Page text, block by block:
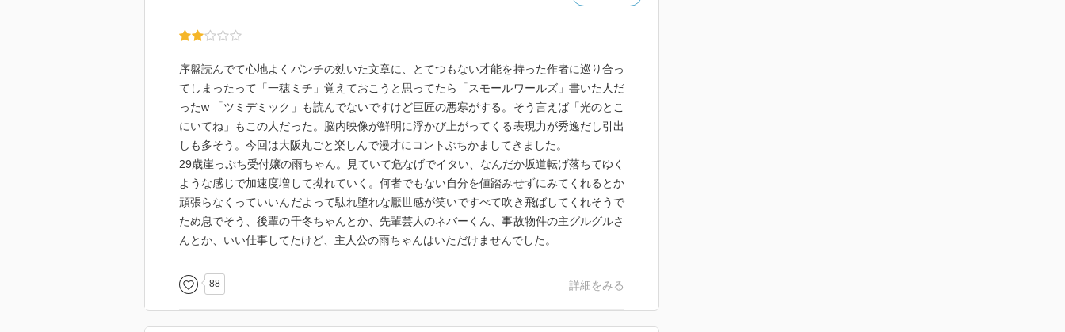
序盤読んでて心地よくパンチの効いた文章に、とてつもない才能を持った作者に巡り合っ
てしまったって「一穂ミチ」覚えておこうと思ってたら「スモールワールズ」書いた人だ
ったw 「ツミデミック」も読んでないですけど巨匠の悪寒がする。そう言えば「光のとこ
にいてね」もこの人だった。脳内映像が鮮明に浮かび上がってくる表現力が秀逸だし引出
しも多そう。今回は大阪丸ごと楽しんで漫才にコントぶちかましてきました。
29歳崖っぷち受付嬢の雨ちゃん。見ていて危なげでイタい、なんだか坂道転げ落ちてゆく
ような感じで加速度増して拗れていく。何者でもない自分を値踏みせずにみてくれるとか
頑張らなくっていいんだよって駄れ堕れな厭世感が笑いですべて吹き飛ばしてくれそうで
ため息でそう、後輩の千冬ちゃんとか、先輩芸人のネバーくん、事故物件の主グルグルさ
んとか、いい仕事してたけど、主人公の雨ちゃんはいただけませんでした。
88 詳細をみる